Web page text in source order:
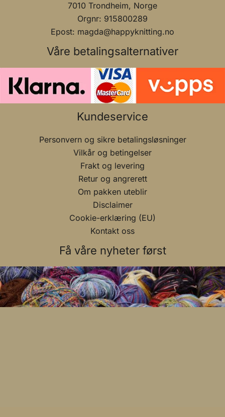
7010 Trondheim, Norge
Orgnr: 915800289
Epost: magda@happyknitting.no
Våre betalingsalternativer
Kundeservice
Personvern og sikre betalingsløsninger
Vilkår og betingelser
Frakt og levering
Retur og angrerett
Om pakken uteblir
Disclaimer
Cookie-erklæring (EU)
Kontakt oss
Få våre nyheter først